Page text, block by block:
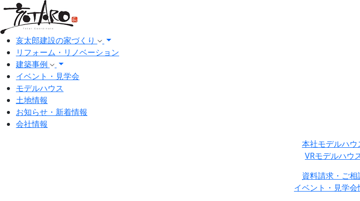
亥太郎建設の家づくり
リフォーム・リノベーション
建築事例
イベント・見学会
モデルハウス
土地情報
お知らせ・新着情報
会社情報
本社モデルハウ
VRモデルハウ
資料請求・ご相
イベント・見学会